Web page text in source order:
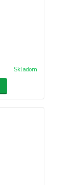
Skladom